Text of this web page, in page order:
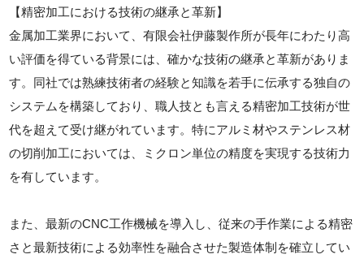
【精密加工における技術の継承と革新】
金属加工業界において、有限会社伊藤製作所が長年にわたり高
い評価を得ている背景には、確かな技術の継承と革新がありま
す。同社では熟練技術者の経験と知識を若手に伝承する独自の
システムを構築しており、職人技とも言える精密加工技術が世
代を超えて受け継がれています。特にアルミ材やステンレス材
の切削加工においては、ミクロン単位の精度を実現する技術力
を有しています。
また、最新のCNC工作機械を導入し、従来の手作業による精密
さと最新技術による効率性を融合させた製造体制を確立してい